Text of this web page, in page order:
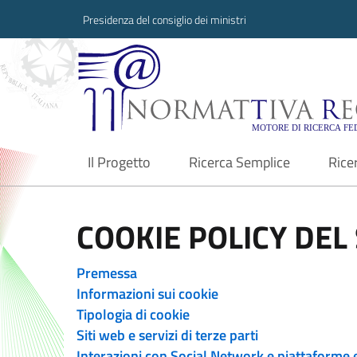
Presidenza del consiglio dei ministri
Normattiva
Il Progetto
current Ricerca Semplice
COOKIE POLICY
Premessa
Informazioni sui cookie
Tipologia di cookie
Siti web e servizi di terze parti